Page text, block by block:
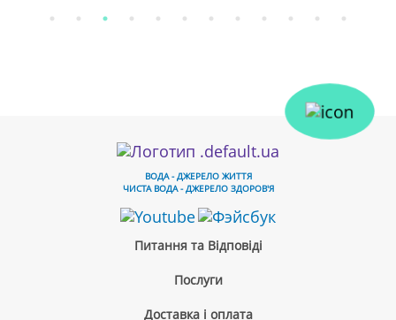
ВОДА - ДЖЕРЕЛО ЖИТТЯ
ЧИСТА ВОДА - ДЖЕРЕЛО ЗДОРОВ'Я
Питання та Відповіді
Послуги
Доставка і оплата